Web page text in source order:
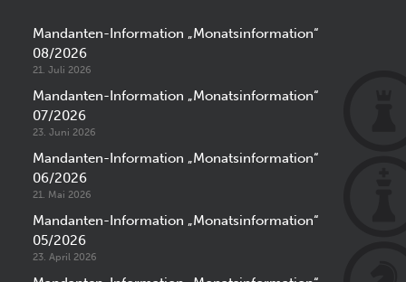
Mandanten-Information „Monatsinformation“
08/2026
21. Juli 2026
Mandanten-Information „Monatsinformation“
07/2026
23. Juni 2026
Mandanten-Information „Monatsinformation“
06/2026
21. Mai 2026
Mandanten-Information „Monatsinformation“
05/2026
23. April 2026